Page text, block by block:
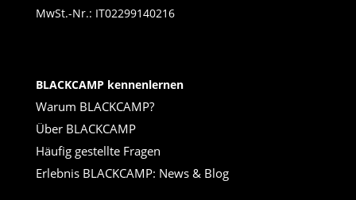
MwSt.-Nr.: IT02299140216
BLACKCAMP kennenlernen
Warum BLACKCAMP?
Über BLACKCAMP
Häufig gestellte Fragen
Erlebnis BLACKCAMP: News & Blog